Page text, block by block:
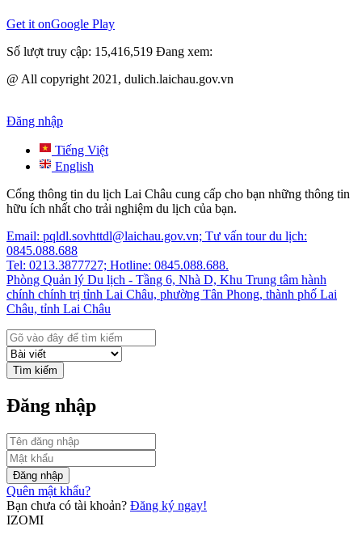
Get it onGoogle Play
Số lượt truy cập: 15,416,519 Đang xem:
@ All copyright 2021, dulich.laichau.gov.vn
Đăng nhập
Tiếng Việt
English
Cổng thông tin du lịch Lai Châu cung cấp cho bạn những thông tin
hữu ích nhất cho trải nghiệm du lịch của bạn.
Email: pqldl.sovhttdl@laichau.gov.vn; Tư vấn tour du lịch:
0845.088.688
Tel: 0213.3877727; Hotline: 0845.088.688.
Phòng Quản lý Du lịch - Tầng 6, Nhà D, Khu Trung tâm hành
chính chính trị tỉnh Lai Châu, phường Tân Phong, thành phố Lai
Châu, tỉnh Lai Châu
Tìm kiếm
Đăng nhập
Đăng nhập
Quên mật khẩu?
Bạn chưa có tài khoản? Đăng ký ngay!
IZOMI